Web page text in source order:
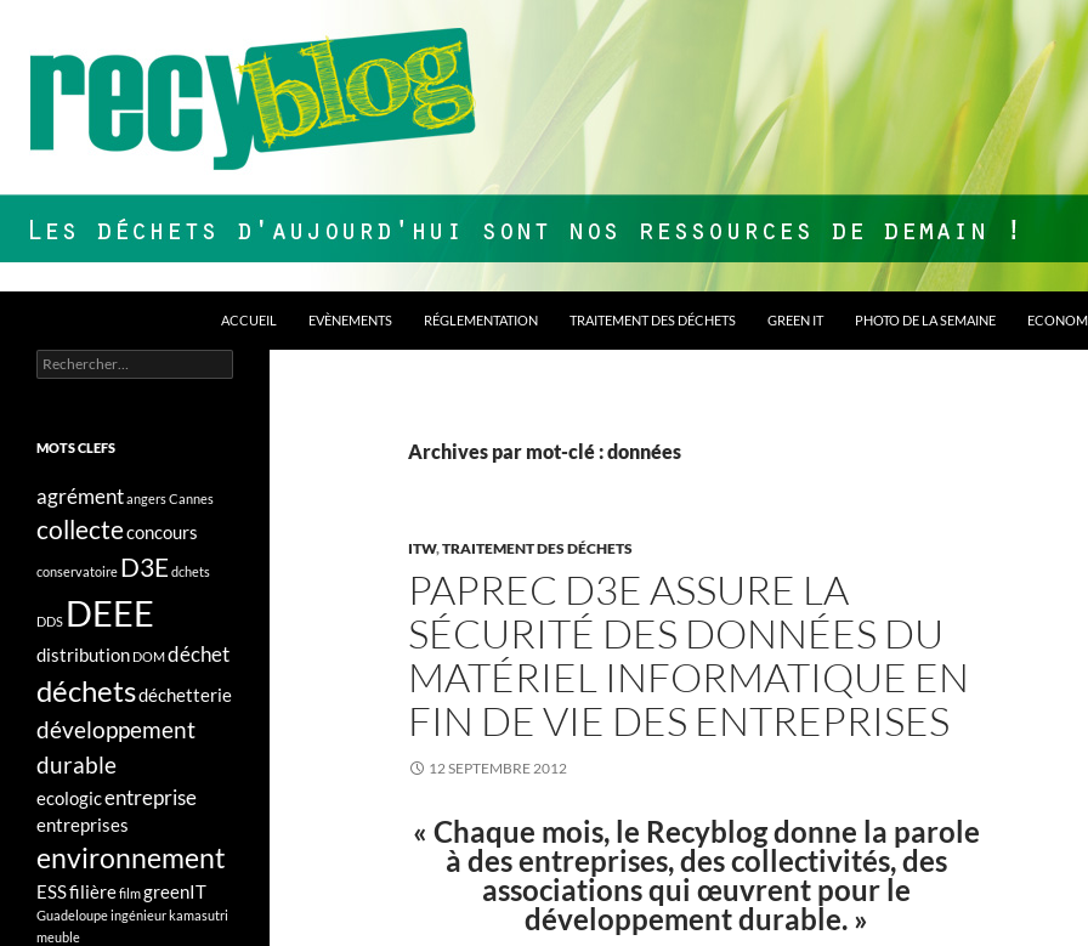
contenu
ACCUEIL EVÈNEMENTS RÉGLEMENTATION TRAITEMENT DES DÉCHETS GREEN IT PHOTO DE LA SEMAINE
Archives par mot-clé : données
ITW,TRAITEMENT DES DÉCHETS
PAPREC D3E ASSURE LA
SÉCURITÉ DES DONNÉES DU
MATÉRIEL INFORMATIQUE EN
FIN DE VIE DES ENTREPRISES
12 SEPTEMBRE 2012
« Chaque mois, le Recyblog donne la parole
à des entreprises, des collectivités, des
associations qui œuvrent pour le
développement durable. »
Les déchets d'aujourd'hui sont nos
ressources de demain !
Rechercher :
MOTS CLEFS
agrémentangersCannes
collecteconcours
conservatoire D3Edchets
DDS DEEE
distribution DOMdéchet
déchetsdéchetterie
développement
durable
ecologicentreprise
entreprises
environnement
ESSfilièrefilmgreenIT
Guadeloupeingénieurkamasutri
meuble